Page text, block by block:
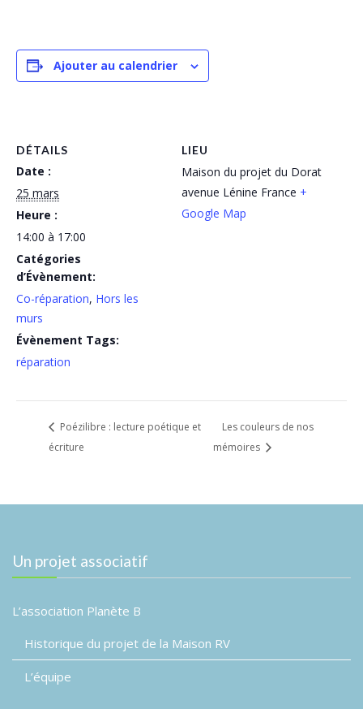
Ajouter au calendrier
DÉTAILS
Date :
25 mars
Heure :
14:00 à 17:00
Catégories
d’Évènement:
Co-réparation, Hors les
murs
Évènement Tags:
réparation
LIEU
Maison du projet du Dorat
avenue Lénine France +
Google Map
Poézilibre : lecture poétique et
écriture
Les couleurs de nos
mémoires
Un projet associatif
L’association Planète B
Historique du projet de la Maison RV
L’équipe